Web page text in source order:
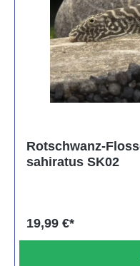
Rotschwanz-
sahiratus SK02
19,99 €*